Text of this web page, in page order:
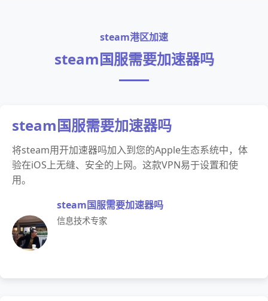
steam港区加速
steam国服需要加速器吗
steam国服需要加速器吗
将steam用开加速器吗加入到您的Apple生态系统中，体
验在iOS上无缝、安全的上网。这款VPN易于设置和使
用。
steam国服需要加速器吗
信息技术专家